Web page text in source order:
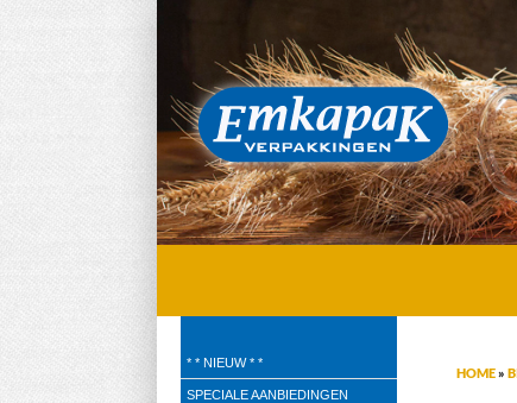
HOME»
Verpakkingen
* * NIEUW * *
SPECIALE AANBIEDINGEN